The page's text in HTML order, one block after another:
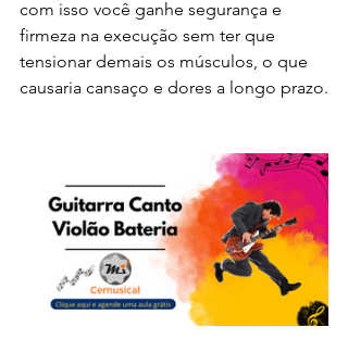
com isso você ganhe segurança e
firmeza na execução sem ter que
tensionar demais os músculos, o que
causaria cansaço e dores a longo prazo.